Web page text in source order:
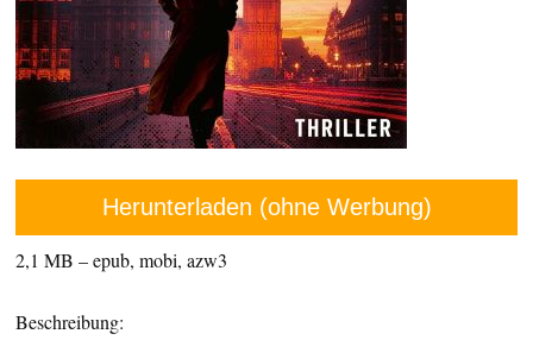
Herunterladen (ohne Werbung)
2,1 MB – epub, mobi, azw3
Beschreibung: